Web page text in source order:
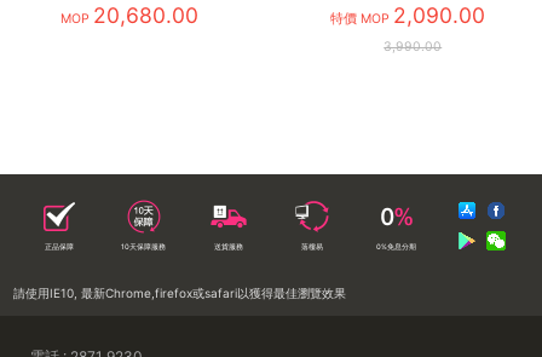
QA75QN70HAJXZK
MOP 20,680.00 特價 MOP 2,090.00
3,990.00
正品保障 10天保障服務 送貨服務 落樓易 0%免息分期
請使用IE10, 最新Chrome,firefox或safari以獲得最佳瀏覽效果